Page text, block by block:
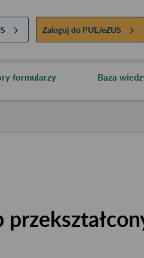
Zaloguj do PUE/eZUS
formularzy Baza